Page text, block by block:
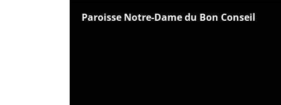
Paroisse Notre-Dame du Bon Conseil